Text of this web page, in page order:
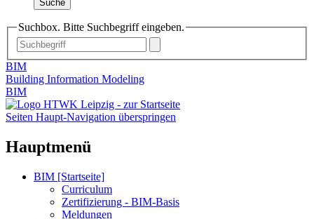
Suche
Suchbox. Bitte Suchbegriff eingeben.
BIM
Building Information Modeling
BIM
Seiten Haupt-Navigation überspringen
Hauptmenü
BIM [Startseite]
Curriculum
Zertifizierung - BIM-Basis
Meldungen